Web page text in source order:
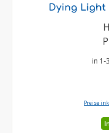
Dying Light
in 1-
Preise